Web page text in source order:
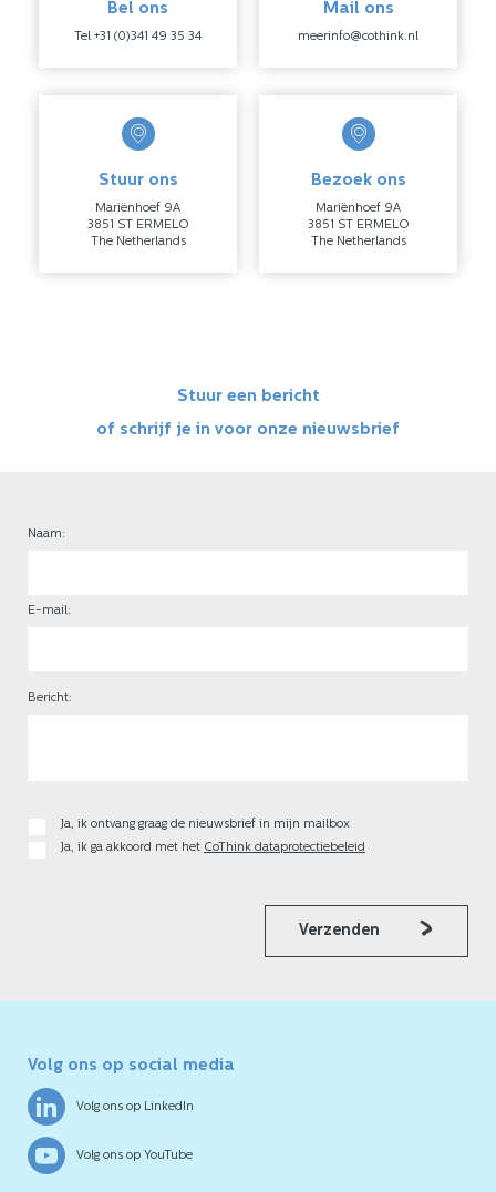
Bel ons
Tel +31 (0)341 49 35 34
Mail ons
meerinfo@cothink.nl
Stuur ons
Mariënhoef 9A
3851 ST ERMELO
The Netherlands
Bezoek ons
Mariënhoef 9A
3851 ST ERMELO
The Netherlands
Stuur een bericht
of schrijf je in voor onze nieuwsbrief
Naam:
E-mail:
Bericht:
Ja, ik ontvang graag de nieuwsbrief in mijn mailbox
Ja, ik ga akkoord met het CoThink dataprotectiebeleid
Verzenden
Volg ons op social media
Volg ons op LinkedIn
Volg ons op YouTube